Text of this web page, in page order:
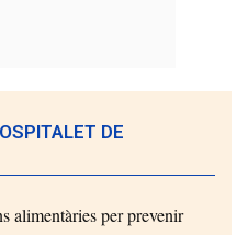
DE
alimentàries per prevenir